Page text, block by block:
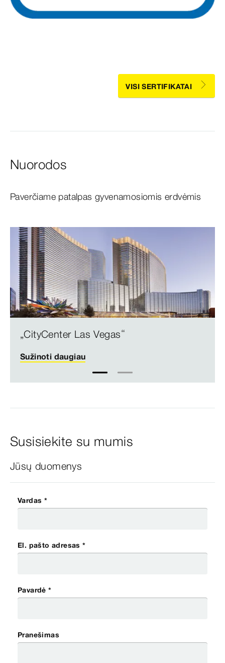
VISI SERTIFIKATAI
Nuorodos
Paverčiame patalpas gyvenamosiomis erdvėmis
„CityCenter Las Vegas“
Sužinoti daugiau
1
2
Susisiekite su mumis
Jūsų duomenys
Vardas *
El. pašto adresas *
Pavardė *
Pranešimas